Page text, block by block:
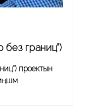
без границ”)
проектын